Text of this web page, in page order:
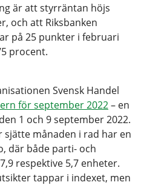
är att styrräntan höjs
och att Riksbanken
på 25 punkter i februari
procent.
Svensk Handel
för september 2022– en
1 och 9 september 2022.
månaden i rad har en
där både parti- och
respektive 5,7 enheter.
tappar i indexet, men